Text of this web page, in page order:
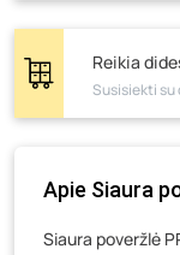
Žemaičių
Pramonės
Gedimino
Veteranų
Baravykų
Reikia
Susisiekti su
Apie Siaura
Siaura poveržlė